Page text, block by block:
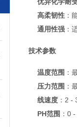
高柔韧性 ：
通用性强 ：
技术参数
温度范围 ：
压力范围 ：
线速度 ：2 -
PH范围 ：0